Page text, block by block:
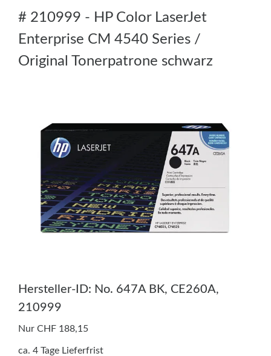
# 210999 - HP Color LaserJet
Enterprise CM 4540 Series /
Original Tonerpatrone schwarz
Hersteller-ID: No. 647A BK, CE260A,
210999
Nur CHF 188,15
ca. 4 Tage Lieferfrist